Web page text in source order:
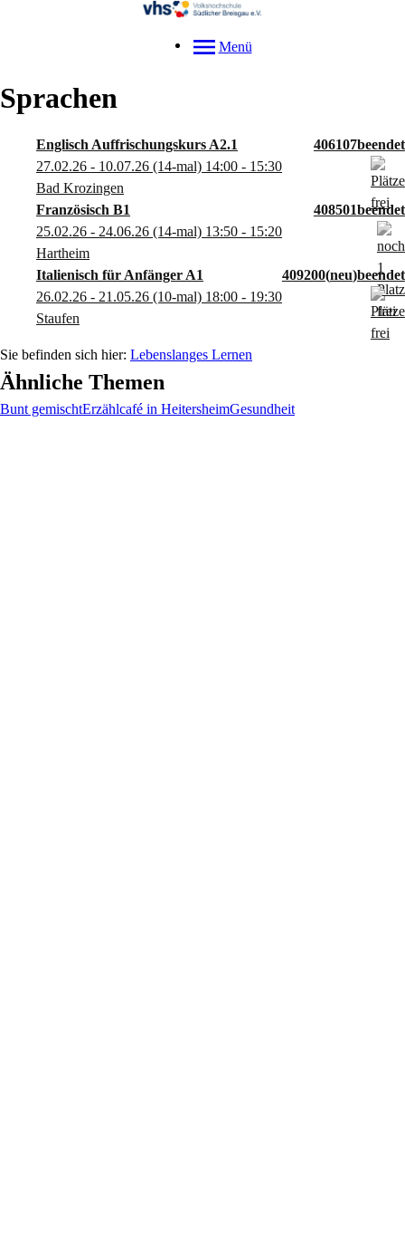
Menü
Sprachen
Englisch Auffrischungskurs A2.1
406107
27.02.26 - 10.07.26 (14-mal) 14:00 - 15:30
Bad Krozingen
Französisch B1
408501
25.02.26 - 24.06.26 (14-mal) 13:50 - 15:20
Hartheim
Italienisch für Anfänger A1
409200 neu
26.02.26 - 21.05.26 (10-mal) 18:00 - 19:30
Staufen
Lebenslanges Lernen
Ähnliche Themen
Bunt gemischtErzählcafé in HeitersheimGesundheit